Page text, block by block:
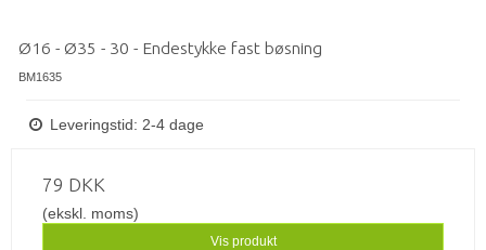
Ø16 - Ø35 - 30 - Endestykke fast bøsning
BM1635
Leveringstid: 2-4 dage
79 DKK
(ekskl. moms)
Vis produkt